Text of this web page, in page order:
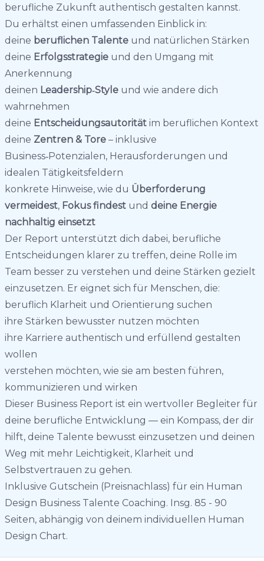
berufliche Zukunft authentisch gestalten kannst.
Du erhältst einen umfassenden Einblick in:
deine beruflichen Talente und natürlichen Stärken
deine Erfolgsstrategie und den Umgang mit
Anerkennung
deinen Leadership‑Style und wie andere dich
wahrnehmen
deine Entscheidungsautorität im beruflichen Kontext
deine Zentren & Tore – inklusive
Business‑Potenzialen, Herausforderungen und
idealen Tätigkeitsfeldern
konkrete Hinweise, wie du Überforderung
vermeidest, Fokus findest und deine Energie
nachhaltig einsetzt
Der Report unterstützt dich dabei, berufliche
Entscheidungen klarer zu treffen, deine Rolle im
Team besser zu verstehen und deine Stärken gezielt
einzusetzen. Er eignet sich für Menschen, die:
beruflich Klarheit und Orientierung suchen
ihre Stärken bewusster nutzen möchten
ihre Karriere authentisch und erfüllend gestalten
wollen
verstehen möchten, wie sie am besten führen,
kommunizieren und wirken
Dieser Business Report ist ein wertvoller Begleiter für
deine berufliche Entwicklung — ein Kompass, der dir
hilft, deine Talente bewusst einzusetzen und deinen
Weg mit mehr Leichtigkeit, Klarheit und
Selbstvertrauen zu gehen.
Inklusive Gutschein (Preisnachlass) für ein Human
Design Business Talente Coaching. Insg. 85 - 90
Seiten, abhängig von deinem individuellen Human
Design Chart.